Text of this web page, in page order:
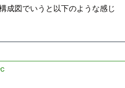
成図でいうと以下のような感じ